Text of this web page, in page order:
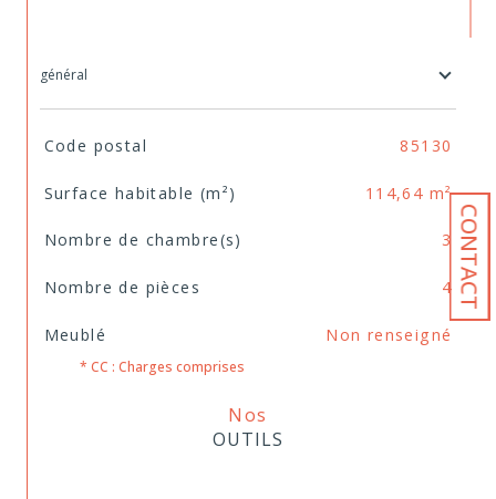
CONTACT
général
TRAD_SIROCCO_Caracteristique
Code postal 85130
Surface habitable (m²) 114,64 m²
Nombre de chambre(s) 3
Nombre de pièces 4
Meublé Non renseigné
* CC : Charges comprises
Nos
OUTILS